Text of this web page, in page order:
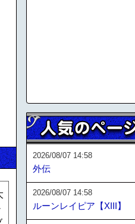
2026/08/07 14:58
外伝
2026/08/07 14:58
ルーンレイピア【XIII】